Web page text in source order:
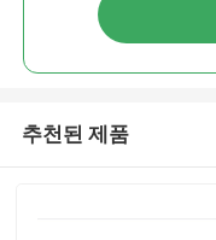
추천된 제품